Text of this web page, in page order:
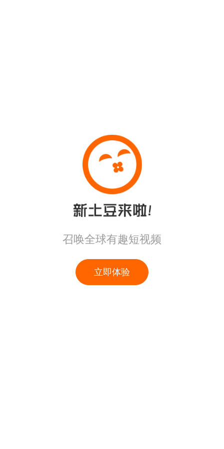
召唤全球有趣短视频
立即体验